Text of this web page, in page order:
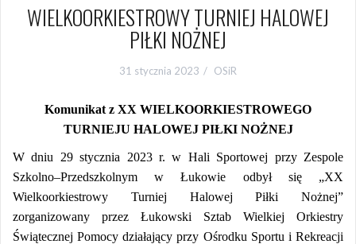
WIELKOORKIESTROWY TURNIEJ HALOWEJ
PIŁKI NOŻNEJ
31 stycznia 2023 OSiR
Komunikat z XX WIELKOORKIESTROWEGO
TURNIEJU HALOWEJ PIŁKI NOŻNEJ
W dniu 29 stycznia 2023 r. w Hali Sportowej przy Zespole
Szkolno–Przedszkolnym w Łukowie odbył się „XX
Wielkoorkiestrowy Turniej Halowej Piłki Nożnej”
zorganizowany przez Łukowski Sztab Wielkiej Orkiestry
Świątecznej Pomocy działający przy Ośrodku Sportu i Rekreacji